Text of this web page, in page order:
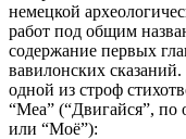
немецкой
работ под общим
содержание первых
вавилонских
одной из строф
“Mea” (“Двигайся”,
или “Моё”):